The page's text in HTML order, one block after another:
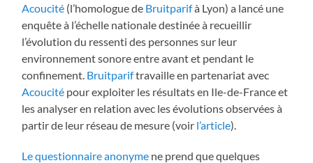
Acoucité (l’homologue de Bruitparifà Lyon) a lancé une
enquête à l’échelle nationale destinée à recueillir
l’évolution du ressenti des personnes sur leur
environnement sonore entre avant et pendant le
confinement. Bruitpariftravaille en partenariat avec
Acoucité pour exploiter les résultats en Ile-de-France et
les analyser en relation avec les évolutions observées à
partir de leur réseau de mesure (voir l’article).
Le questionnaire anonyme ne prend que quelques